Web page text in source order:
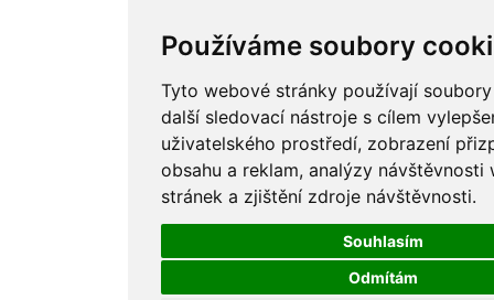
Používáme soubory
Tyto webové stránky používají
další sledovací nástroje s cílem
uživatelského prostředí, zobrazení
obsahu a reklam, analýzy návštěvnosti
stránek a zjištění zdroje návštěvnosti.
Souhlasím
Odmítám